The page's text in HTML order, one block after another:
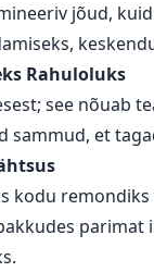
jõud,
Rahuloluks
see nõuab
sammud, et
kodu
parimat